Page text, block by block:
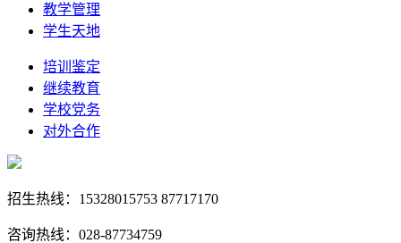
教学管理
学生天地
培训鉴定
继续教育
学校党务
对外合作
招生热线：15328015753 87717170
咨询热线：028-87734759